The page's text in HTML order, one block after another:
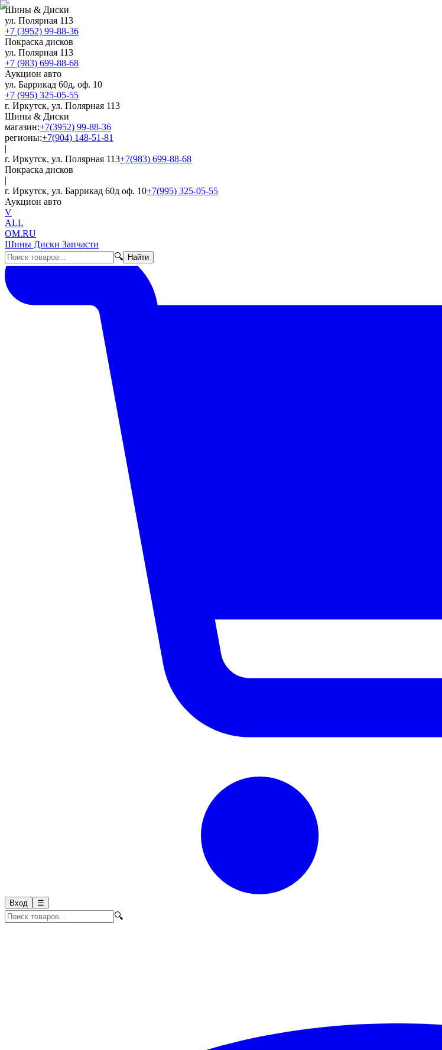
Шины & Диски
ул. Полярная 113
+7 (3952) 99-88-36
Покраска дисков
ул. Полярная 113
+7 (983) 699-88-68
Аукцион авто
ул. Баррикад 60д, оф. 10
+7 (995) 325-05-55
г. Иркутск, ул. Полярная 113
Шины & Диски
магазин:+7(3952) 99-88-36
регионы:+7(904) 148-51-81
|
г. Иркутск, ул. Полярная 113+7(983) 699-88-68
Покраска дисков
|
г. Иркутск, ул. Баррикад 60д оф. 10+7(995) 325-05-55
Аукцион авто
V
ALL
OM.RU
Шины Диски Запчасти
🔍
Найти
Вход ☰
🔍